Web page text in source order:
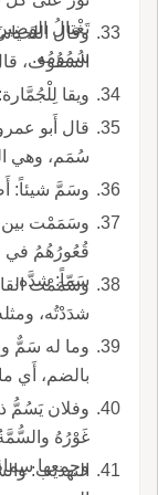
تَغْتالُ
سُمُومُه.
وقال
السقُوف،
ويقا
قال أَبو
سُمَم، وهي
وسَمَّ شيئاً:
وسَمَمْت بين
قُعُورُهُمُ في
سَمّاً: شدَّه.
شدَدْتُه،
بالضم، أَي
وفلان يَسُمُّ
غَوْرُهُ
وجمعها
التهذيب: